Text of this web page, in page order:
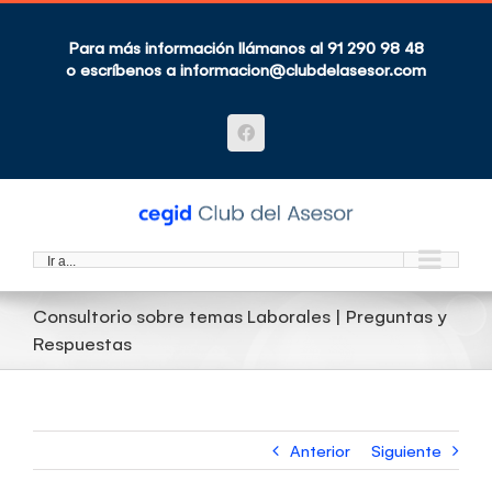
Saltar
contenidoPara más información llámanos al 91 290 98 48
o escríbenos a informacion@clubdelasesor.com
Facebook
Ir a...
Consultorio sobre temas Laborales | Preguntas y
Respuestas
Anterior Siguiente